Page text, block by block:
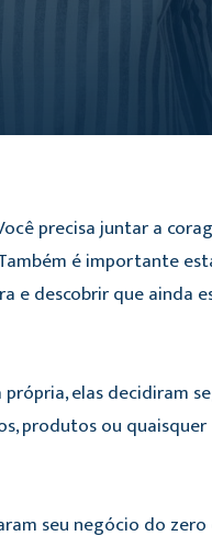
precisa juntar a
é importante
e descobrir que ainda
elas decidiram
produtos ou quaisquer
seu negócio do zero